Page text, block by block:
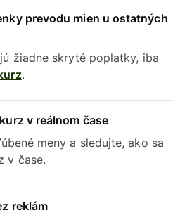
prevodu mien u ostatných
žiadne skryté poplatky, iba
.
v reálnom čase
meny a sledujte, ako sa
v čase.
reklám